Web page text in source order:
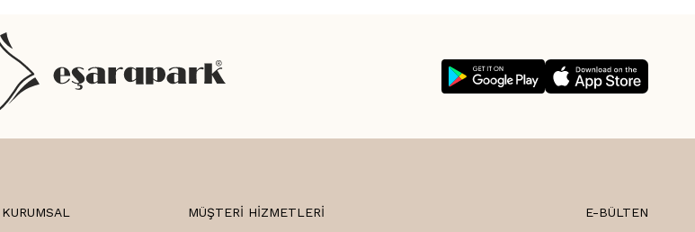
KURUMSAL MÜŞTERI HIZMETLERI E-BÜLTEN